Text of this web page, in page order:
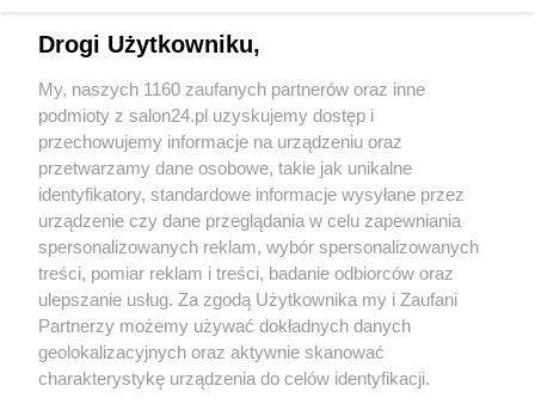
Sport
Społeczeństwo
Kultura
X Facebook Instagram Youtube
Drogi Użytkowniku,
My, naszych 1160 zaufanych partnerów oraz inne
podmioty z salon24.pl uzyskujemy dostęp i
przechowujemy informacje na urządzeniu oraz
przetwarzamy dane osobowe, takie jak unikalne
identyfikatory, standardowe informacje wysyłane przez
urządzenie czy dane przeglądania w celu zapewniania
spersonalizowanych reklam, wybór spersonalizowanych
treści, pomiar reklam i treści, badanie odbiorców oraz
ulepszanie usług. Za zgodą Użytkownika my i Zaufani
Partnerzy możemy używać dokładnych danych
geolokalizacyjnych oraz aktywnie skanować
charakterystykę urządzenia do celów identyfikacji.